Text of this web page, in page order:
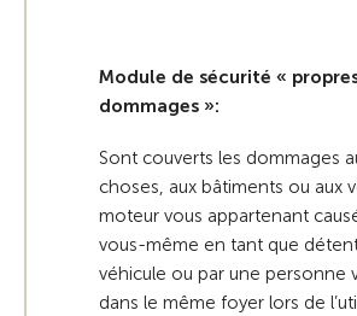
Module de sécurité «
dommages »:
Sont couverts les dommages
choses, aux bâtiments ou aux
moteur vous appartenant
vous-même en tant que
véhicule ou par une personne
dans le même foyer lors de